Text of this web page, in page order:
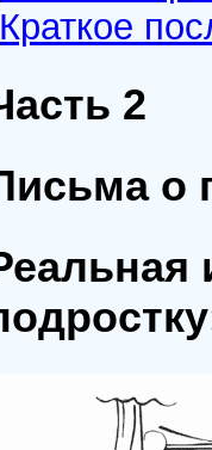
Краткое
2
о